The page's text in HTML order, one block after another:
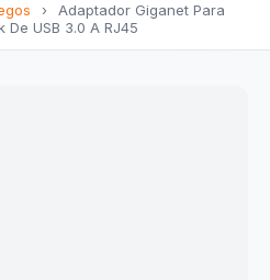
›
Adaptador Giganet Para
USB 3.0 A RJ45